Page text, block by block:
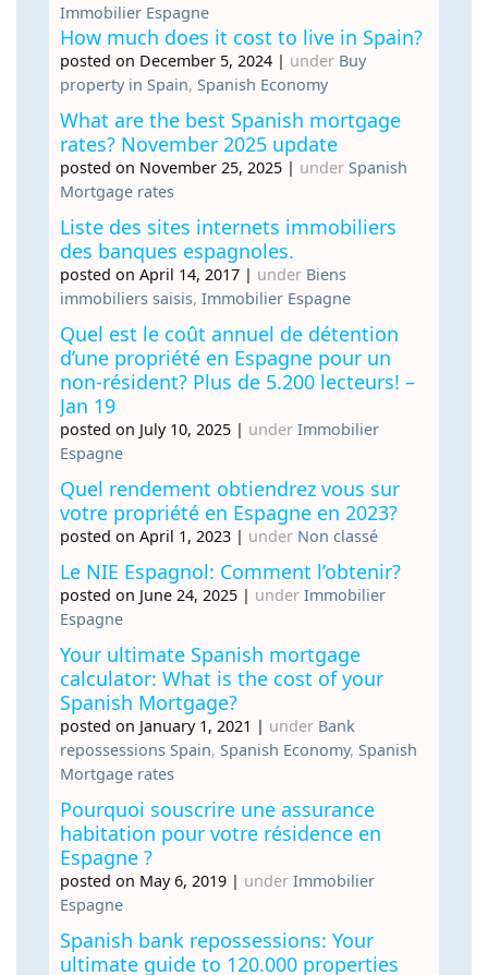
Immobilier Espagne
How much does it cost to live in Spain?
posted on December 5, 2024 | under Buy
property in Spain, Spanish Economy
What are the best Spanish mortgage
rates? November 2025 update
posted on November 25, 2025 | under Spanish
Mortgage rates
Liste des sites internets immobiliers
des banques espagnoles.
posted on April 14, 2017 | under Biens
immobiliers saisis, Immobilier Espagne
Quel est le coût annuel de détention
d’une propriété en Espagne pour un
non-résident? Plus de 5.200 lecteurs! –
Jan 19
posted on July 10, 2025 | under Immobilier
Espagne
Quel rendement obtiendrez vous sur
votre propriété en Espagne en 2023?
posted on April 1, 2023 | under Non classé
Le NIE Espagnol: Comment l’obtenir?
posted on June 24, 2025 | under Immobilier
Espagne
Your ultimate Spanish mortgage
calculator: What is the cost of your
Spanish Mortgage?
posted on January 1, 2021 | under Bank
repossessions Spain, Spanish Economy, Spanish
Mortgage rates
Pourquoi souscrire une assurance
habitation pour votre résidence en
Espagne ?
posted on May 6, 2019 | under Immobilier
Espagne
Spanish bank repossessions: Your
ultimate guide to 120.000 properties